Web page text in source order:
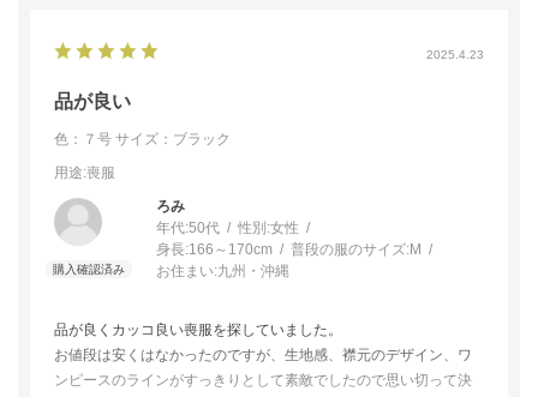
2025.4.23
品が良い
色：７号 サイズ：ブラック
用途:喪服
ろみ
年代:50代 性別:女性
身長:166～170cm 普段の服のサイズ:M
お住まい:九州・沖縄
品が良くカッコ良い喪服を探していました。
お値段は安くはなかったのですが、生地感、襟元のデザイン、ワ
ンピースのラインがすっきりとして素敵でしたので思い切って決